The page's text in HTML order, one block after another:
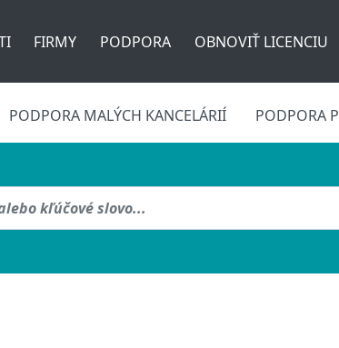
FIRMY PODPORA OBNOVIŤ LICENCIU
PODPORA MALÝCH KANCELÁRIÍ PODPORA